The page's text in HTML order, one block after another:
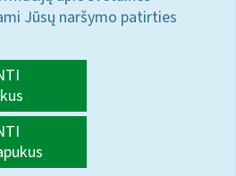
Jūsų naršymo patirties